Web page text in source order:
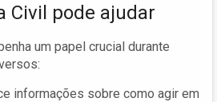
Civil pode ajudar
um papel crucial durante
informações sobre como agir em